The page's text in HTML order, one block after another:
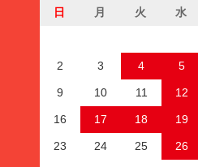
日 月 火 水
2 3 4 5
9 10 11 12
16 17 18 19
23 24 25 26